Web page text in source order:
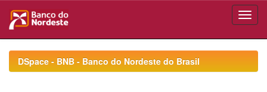
navigationDSpace - BNB - Banco do Nordeste do Brasil